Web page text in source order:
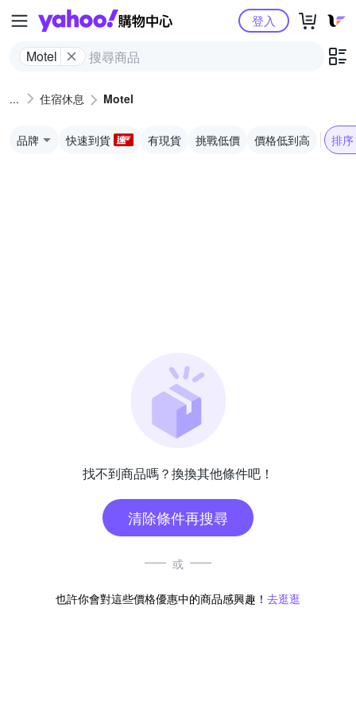
Yahoo購物中心
Motel
登入
住宿休息 Motel
品牌 快速到貨 有現貨 挑戰低價 價格低到高 排序
找不到商品嗎？換換其他條件吧！
清除條件再搜尋
或
也許你會對這些價格優惠中的商品感興趣！ 去逛逛